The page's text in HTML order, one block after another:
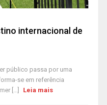
internacional de
público passa por uma
se em referência
[...]
Leia mais